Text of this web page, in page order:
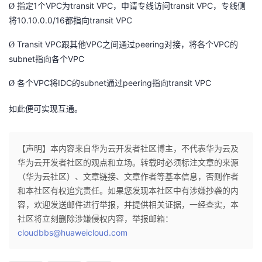
Ø 指定1个VPC为transit VPC，申请专线访问 transit VPC，专线侧
将10.10.0.0/16都指向transit VPC
Ø Transit VPC跟其他VPC之间通过peering对接，将各个VPC的
subnet指向各个VPC
Ø 各个VPC将IDC的subnet通过peering指向transit VPC
如此便可实现互通。
【声明】本内容来自华为云开发者社区博主，不代表华为云及
华为云开发者社区的观点和立场。转载时必须标注文章的来源
（华为云社区）、文章链接、文章作者等基本信息，否则作者
和本社区有权追究责任。如果您发现本社区中有涉嫌抄袭的内
容，欢迎发送邮件进行举报，并提供相关证据，一经查实，本
社区将立刻删除涉嫌侵权内容，举报邮箱：
cloudbbs@huaweicloud.com